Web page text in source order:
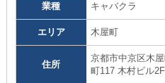
業種 キャバクラ
エリア 木屋町
住所
京都市中京区木
町117 木村ビル2F